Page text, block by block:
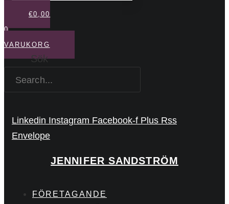
€0,00
0
VARUKORG
Sök
Linkedin Instagram Facebook-f Plus Rss
Envelope
JENNIFER SANDSTRÖM
FÖRETAGANDE